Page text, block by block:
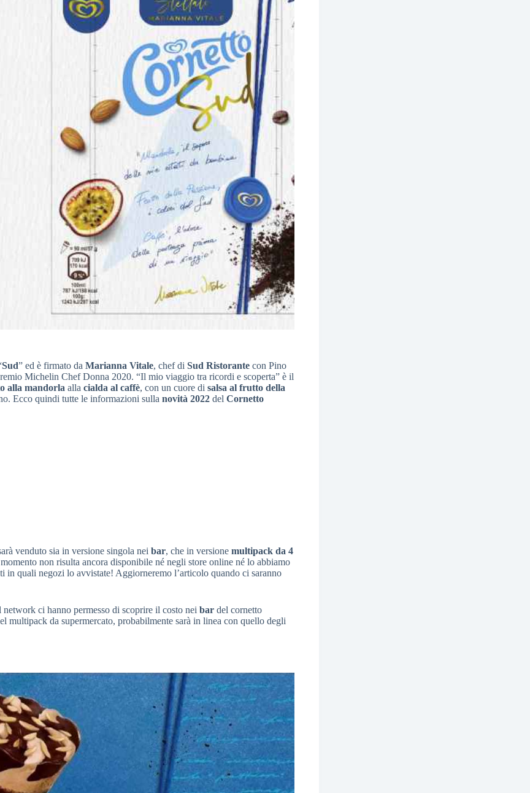
Sud” ed è firmato da Marianna Vitale, chef di Sud Ristorante con Pino
Michelin Chef Donna 2020. “Il mio viaggio tra ricordi e scoperta” è il
alla mandorla alla cialda al caffè, con un cuore di salsa al frutto della
Ecco quindi tutte le informazioni sulla novità 2022 del Cornetto
venduto sia in versione singola nei bar, che in versione multipack da 4
non risulta ancora disponibile né negli store online né lo abbiamo
in quali negozi lo avvistate! Aggiorneremo l’articolo quando ci saranno
ci hanno permesso di scoprire il costo nei bar del cornetto
da supermercato, probabilmente sarà in linea con quello degli